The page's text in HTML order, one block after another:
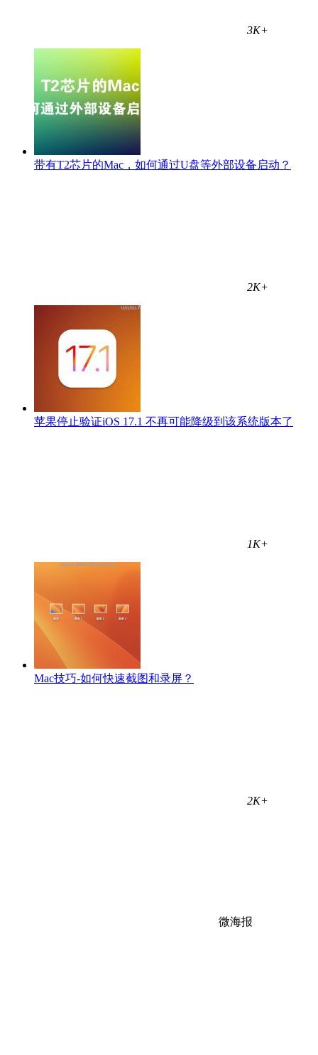
3K+
带有T2芯片的Mac，如何通过U盘等外部设备启动？
2K+
苹果停止验证iOS 17.1 不再可能降级到该系统版本了
1K+
Mac技巧-如何快速截图和录屏？
2K+
微海报